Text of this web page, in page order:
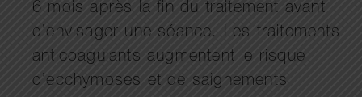
6 mois après la fin du traitement avant
d’envisager une séance. Les traitements
anticoagulants augmentent le risque
d’ecchymoses et de saignements